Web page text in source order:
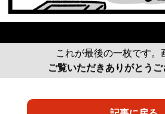
これが最後の一枚です。
ご覧いただきありがとうご